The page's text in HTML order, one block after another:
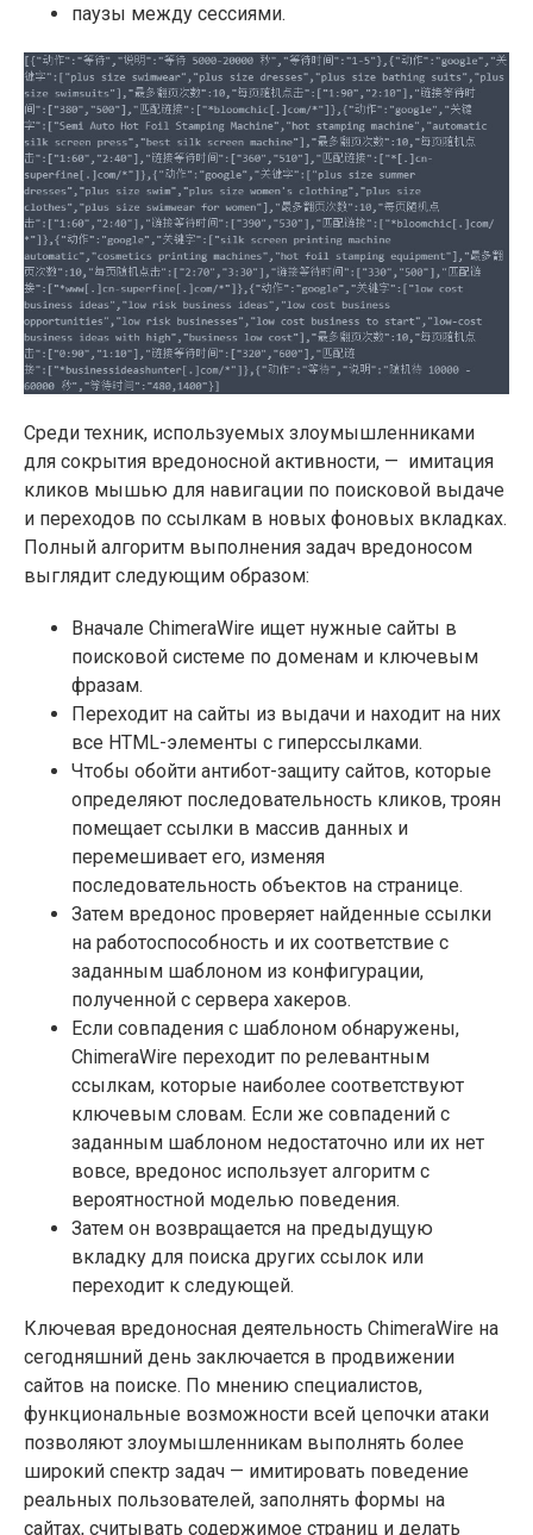
паузы между сессиями.
Среди техник, используемых злоумышленниками
для сокрытия вредоносной активности, — имитация
кликов мышью для навигации по поисковой выдаче
и переходов по ссылкам в новых фоновых вкладках.
Полный алгоритм выполнения задач вредоносом
выглядит следующим образом:
Вначале ChimeraWire ищет нужные сайты в
поисковой системе по доменам и ключевым
фразам.
Переходит на сайты из выдачи и находит на них
все HTML-элементы с гиперссылками.
Чтобы обойти антибот-защиту сайтов, которые
определяют последовательность кликов, троян
помещает ссылки в массив данных и
перемешивает его, изменяя
последовательность объектов на странице.
Затем вредонос проверяет найденные ссылки
на работоспособность и их соответствие с
заданным шаблоном из конфигурации,
полученной с сервера хакеров.
Если совпадения с шаблоном обнаружены,
ChimeraWire переходит по релевантным
ссылкам, которые наиболее соответствуют
ключевым словам. Если же совпадений с
заданным шаблоном недостаточно или их нет
вовсе, вредонос использует алгоритм с
вероятностной моделью поведения.
Затем он возвращается на предыдущую
вкладку для поиска других ссылок или
переходит к следующей.
Ключевая вредоносная деятельность ChimeraWire на
сегодняшний день заключается в продвижении
сайтов на поиске. По мнению специалистов,
функциональные возможности всей цепочки атаки
позволяют злоумышленникам выполнять более
широкий спектр задач — имитировать поведение
реальных пользователей, заполнять формы на
сайтах, считывать содержимое страниц и делать